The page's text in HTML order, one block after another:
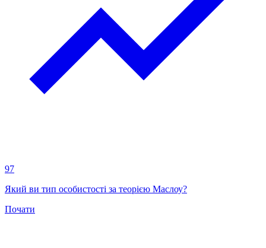
97
Який ви тип особистості за теорією Маслоу?
Почати